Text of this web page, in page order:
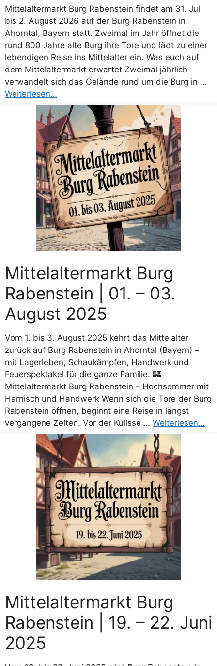
Mittelaltermarkt Burg Rabenstein findet am 31. Juli
bis 2. August 2026 auf der Burg Rabenstein in
Ahorntal, Bayern statt. Zweimal im Jahr öffnet die
rund 800 Jahre alte Burg ihre Tore und lädt zu einer
lebendigen Reise ins Mittelalter ein. Was euch auf
dem Mittelaltermarkt erwartet Zweimal jährlich
verwandelt sich das Gelände rund um die Burg in …
Weiterlesen…
Mittelaltermarkt Burg
Rabenstein | 01. – 03.
August 2025
Vom 1. bis 3. August 2025 kehrt das Mittelalter
zurück auf Burg Rabenstein in Ahorntal (Bayern) –
mit Lagerleben, Schaukämpfen, Handwerk und
Feuerspektakel für die ganze Familie. 🏰
Mittelaltermarkt Burg Rabenstein – Hochsommer mit
Harnisch und Handwerk Wenn sich die Tore der Burg
Rabenstein öffnen, beginnt eine Reise in längst
vergangene Zeiten. Vor der Kulisse … Weiterlesen…
Mittelaltermarkt Burg
Rabenstein | 19. – 22. Juni
2025